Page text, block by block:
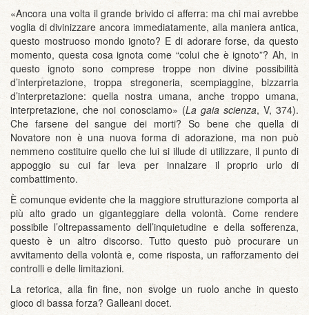
«Ancora una volta il grande brivido ci afferra: ma chi mai avrebbe
voglia di divinizzare ancora immediatamente, alla maniera antica,
questo mostruoso mondo ignoto? E di adorare forse, da questo
momento, questa cosa ignota come “colui che è ignoto”? Ah, in
questo ignoto sono comprese troppe non divine possibilità
d’interpretazione, troppa stregoneria, scempiaggine, bizzarria
d’interpretazione: quella nostra umana, anche troppo umana,
interpretazione, che noi conosciamo» (La gaia scienza, V, 374).
Che farsene del sangue dei morti? So bene che quella di
Novatore non è una nuova forma di adorazione, ma non può
nemmeno costituire quello che lui si illude di utilizzare, il punto di
appoggio su cui far leva per innalzare il proprio urlo di
combattimento.
È comunque evidente che la maggiore strutturazione comporta al
più alto grado un giganteggiare della volontà. Come rendere
possibile l’oltrepassamento dell’inquietudine e della sofferenza,
questo è un altro discorso. Tutto questo può procurare un
avvitamento della volontà e, come risposta, un rafforzamento dei
controlli e delle limitazioni.
La retorica, alla fin fine, non svolge un ruolo anche in questo
gioco di bassa forza? Galleani docet.